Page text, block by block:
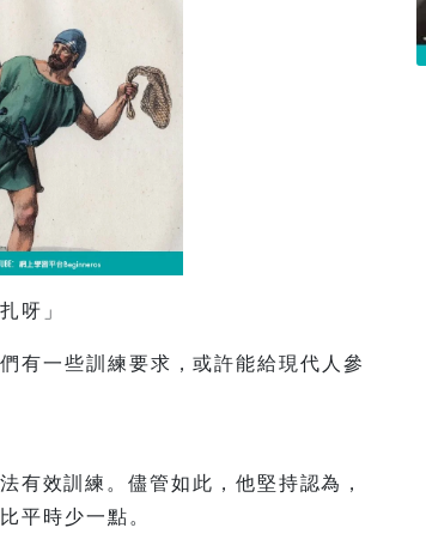
呀」
有一些訓練要求，或許能給現代人參
效訓練。儘管如此，他堅持認為，
平時少一點。